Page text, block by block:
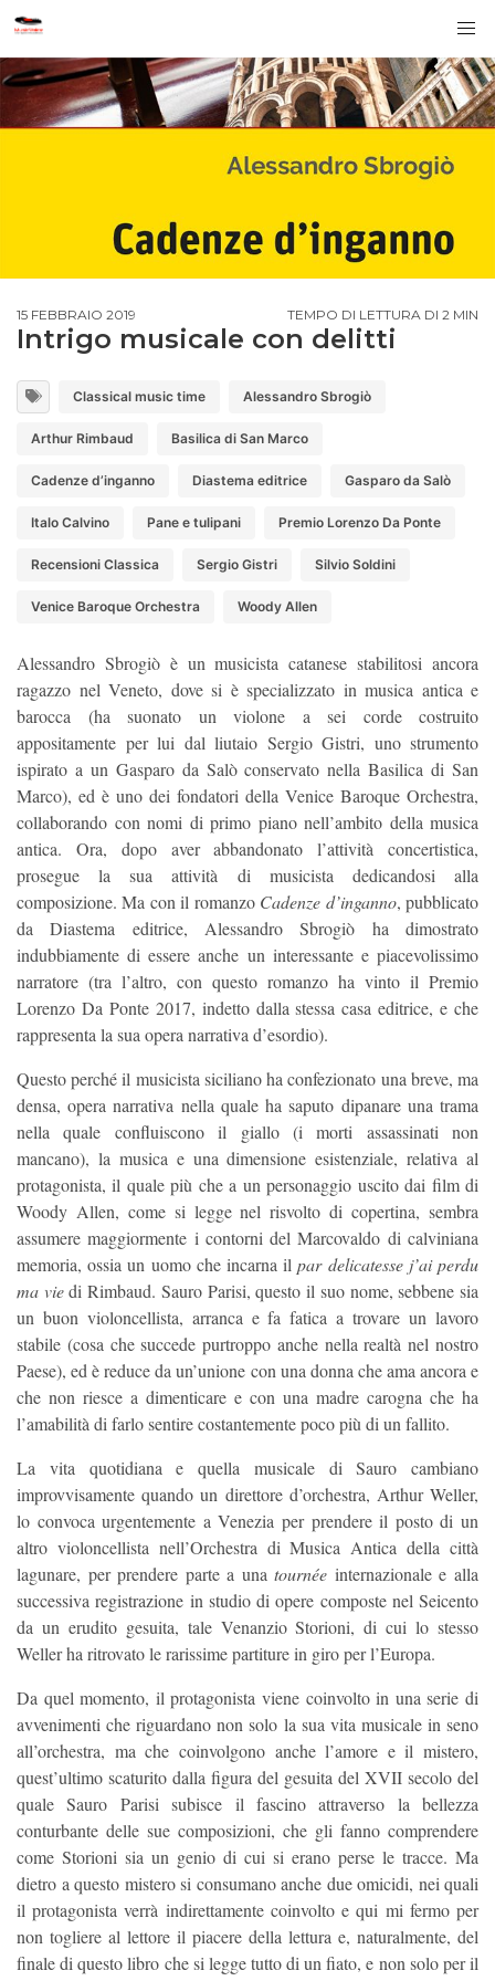
15 FEBBRAIO 2019 TEMPO DI LETTURA DI 2 MIN
Intrigo musicale con delitti
Classical music time Alessandro Sbrogiò
Arthur Rimbaud Basilica di San Marco
Cadenze d’inganno Diastema editrice Gasparo da Salò
Italo Calvino Pane e tulipani Premio Lorenzo Da Ponte
Recensioni Classica Sergio Gistri Silvio Soldini
Venice Baroque Orchestra Woody Allen
Alessandro Sbrogiò è un musicista catanese stabilitosi ancora
ragazzo nel Veneto, dove si è specializzato in musica antica e
barocca (ha suonato un violone a sei corde costruito
appositamente per lui dal liutaio Sergio Gistri, uno strumento
ispirato a un Gasparo da Salò conservato nella Basilica di San
Marco), ed è uno dei fondatori della Venice Baroque Orchestra,
collaborando con nomi di primo piano nell’ambito della musica
antica. Ora, dopo aver abbandonato l’attività concertistica,
prosegue la sua attività di musicista dedicandosi alla
composizione. Ma con il romanzo Cadenze d’inganno, pubblicato
da Diastema editrice, Alessandro Sbrogiò ha dimostrato
indubbiamente di essere anche un interessante e piacevolissimo
narratore (tra l’altro, con questo romanzo ha vinto il Premio
Lorenzo Da Ponte 2017, indetto dalla stessa casa editrice, e che
rappresenta la sua opera narrativa d’esordio).
Questo perché il musicista siciliano ha confezionato una breve, ma
densa, opera narrativa nella quale ha saputo dipanare una trama
nella quale confluiscono il giallo (i morti assassinati non
mancano), la musica e una dimensione esistenziale, relativa al
protagonista, il quale più che a un personaggio uscito dai film di
Woody Allen, come si legge nel risvolto di copertina, sembra
assumere maggiormente i contorni del Marcovaldo di calviniana
memoria, ossia un uomo che incarna ilpar delicatesse j’ai perdu
ma viedi Rimbaud. Sauro Parisi, questo il suo nome, sebbene sia
un buon violoncellista, arranca e fa fatica a trovare un lavoro
stabile (cosa che succede purtroppo anche nella realtà nel nostro
Paese), ed è reduce da un’unione con una donna che ama ancora e
che non riesce a dimenticare e con una madre carogna che ha
l’amabilità di farlo sentire costantemente poco più di un fallito.
La vita quotidiana e quella musicale di Sauro cambiano
improvvisamente quando un direttore d’orchestra, Arthur Weller,
lo convoca urgentemente a Venezia per prendere il posto di un
altro violoncellista nell’Orchestra di Musica Antica della città
lagunare, per prendere parte a unatournée internazionale e alla
successiva registrazione in studio di opere composte nel Seicento
da un erudito gesuita, tale Venanzio Storioni, di cui lo stesso
Weller ha ritrovato le rarissime partiture in giro per l’Europa.
Da quel momento, il protagonista viene coinvolto in una serie di
avvenimenti che riguardano non solo la sua vita musicale in seno
all’orchestra, ma che coinvolgono anche l’amore e il mistero,
quest’ultimo scaturito dalla figura del gesuita del XVII secolo del
quale Sauro Parisi subisce il fascino attraverso la bellezza
conturbante delle sue composizioni, che gli fanno comprendere
come Storioni sia un genio di cui si erano perse le tracce. Ma
dietro a questo mistero si consumano anche due omicidi, nei quali
il protagonista verrà indirettamente coinvolto e qui mi fermo per
non togliere al lettore il piacere della lettura e, naturalmente, del
finale di questo libro che si legge tutto di un fiato, e non solo per il